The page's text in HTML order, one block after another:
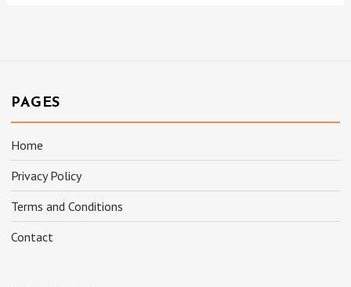
PAGES
Home
Privacy Policy
Terms and Conditions
Contact